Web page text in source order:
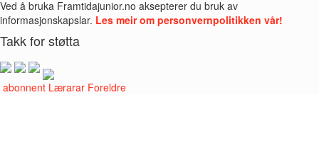
Ved å bruka Framtidajunior.no aksepterer du bruk av
informasjonskapslar. Les meir om personvernpolitikken vår!
Takk for støtta
abonnent Lærarar Foreldre